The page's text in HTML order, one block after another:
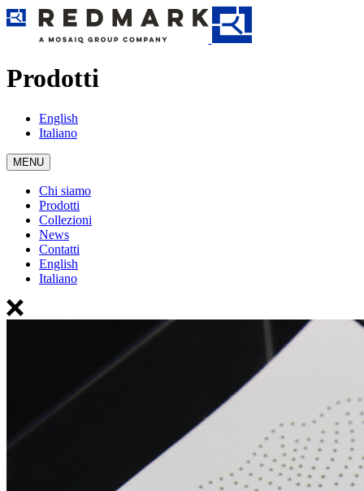
Prodotti
English
Italiano
MENU
Chi siamo
Prodotti
Collezioni
News
Contatti
English
Italiano